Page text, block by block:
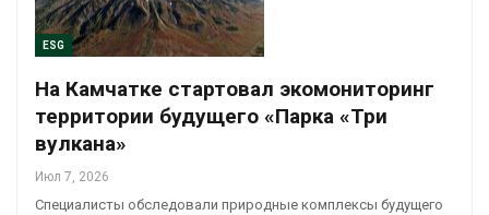
ESG
На Камчатке стартовал экомониторинг
территории будущего «Парка «Три
вулкана»
Июл 7, 2026
Специалисты обследовали природные комплексы будущего